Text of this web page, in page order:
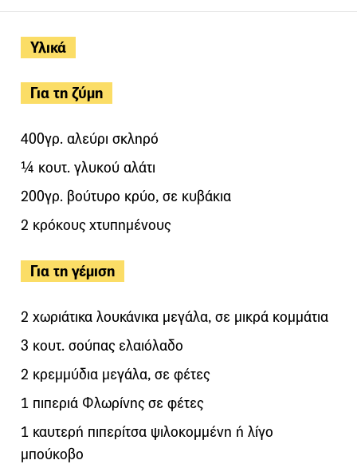
Υλικά
Για τη ζύμη
400γρ. αλεύρι σκληρό
¼ κουτ. γλυκού αλάτι
200γρ. βούτυρο κρύο, σε κυβάκια
2 κρόκους χτυπημένους
Για τη γέμιση
2 χωριάτικα λουκάνικα μεγάλα, σε μικρά κομμάτια
3 κουτ. σούπας ελαιόλαδο
2 κρεμμύδια μεγάλα, σε φέτες
1 πιπεριά Φλωρίνης σε φέτες
1 καυτερή πιπερίτσα ψιλοκομμένη ή λίγο
μπούκοβο